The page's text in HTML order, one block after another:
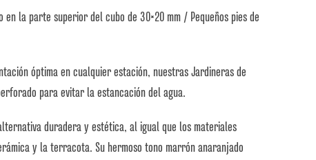
en la parte superior del cubo de 30×20 mm / Pequeños pies de
óptima en cualquier estación, nuestras Jardineras de
para evitar la estancación del agua.
duradera y estética, al igual que los materiales
y la terracota. Su hermoso tono marrón anaranjado